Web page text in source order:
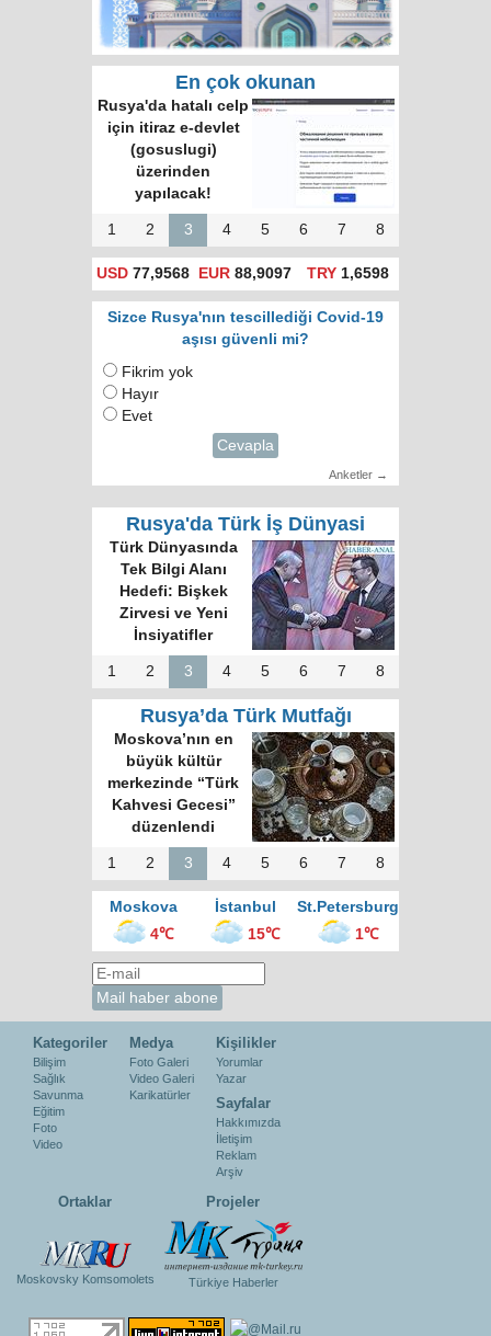
En çok okunan
Rusya'da hatalı celp
için itiraz e-devlet
(gosuslugi)
üzerinden
yapılacak!
1 2 3 4 5 6 7 8
USD 77,9568 EUR 88,9097 TRY1,6598
Sizce Rusya'nın tescillediği Covid-19
aşısı güvenli mi?
Fikrim yok
Hayır
Evet
Cevapla
Anketler →
Rusya'da Türk İş Dünyasi
Türk Dünyasında
Tek Bilgi Alanı
Hedefi: Bişkek
Zirvesi ve Yeni
İnsiyatifler
1 2 3 4 5 6 7 8
Rusya’da Türk Mutfağı
Moskova’nın en
büyük kültür
merkezinde “Türk
Kahvesi Gecesi”
düzenlendi
1 2 3 4 5 6 7 8
Moskova İstanbul
St.Petersburg
4℃
15℃ 1℃
Kategoriler
Bilişim
Sağlık
Savunma
Eğitim
Foto
Video
Medya
Foto Galeri
Video Galeri
Karikatürler
Kişilikler
Yorumlar
Yazar
Sayfalar
Hakkımızda
İletişim
Reklam
Arşiv
Ortaklar
Moskovsky Komsomolets
Projeler
Türkiye Haberler